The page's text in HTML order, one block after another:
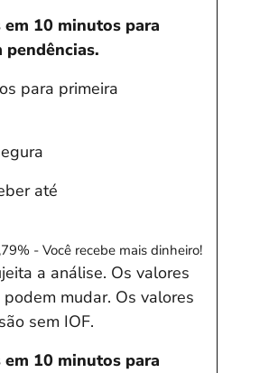
10 minutos para
para primeira
até
- Você recebe mais dinheiro!
a análise. Os valores
mudar. Os valores
sem IOF.
10 minutos para